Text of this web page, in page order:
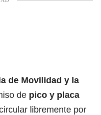
de Movilidad y la
de pico y placa
libremente por